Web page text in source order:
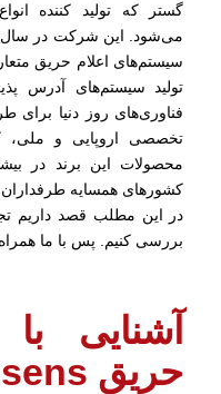
گستر که تولید کننده
سیستم‌های اعلام حریق
فناوری‌های روز دنیا برای
تخصصی اروپایی و
محصولات این برند در
کشورهای همسایه طرفداران
در این مطلب قصد داریم
بررسی کنیم. پس با ما همراه
آشنایی
حریق sens